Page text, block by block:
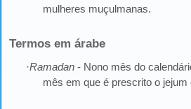
mulheres muçulmanas.
Termos em árabe
·Ramadan - Nono mês do
mês em que é prescrito o jejum